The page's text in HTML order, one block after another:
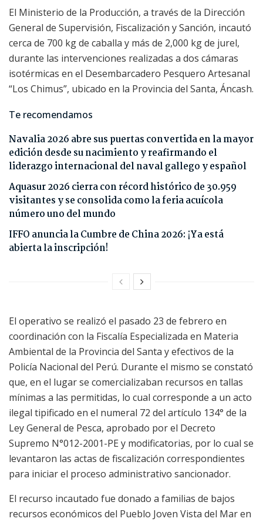
El Ministerio de la Producción, a través de la Dirección
General de Supervisión, Fiscalización y Sanción, incautó
cerca de 700 kg de caballa y más de 2,000 kg de jurel,
durante las intervenciones realizadas a dos cámaras
isotérmicas en el Desembarcadero Pesquero Artesanal
“Los Chimus”, ubicado en la Provincia del Santa, Áncash.
Te recomendamos
Navalia 2026 abre sus puertas convertida en la mayor
edición desde su nacimiento y reafirmando el
liderazgo internacional del naval gallego y español
Aquasur 2026 cierra con récord histórico de 30.959
visitantes y se consolida como la feria acuícola
número uno del mundo
IFFO anuncia la Cumbre de China 2026: ¡Ya está
abierta la inscripción!
El operativo se realizó el pasado 23 de febrero en
coordinación con la Fiscalía Especializada en Materia
Ambiental de la Provincia del Santa y efectivos de la
Policía Nacional del Perú. Durante el mismo se constató
que, en el lugar se comercializaban recursos en tallas
mínimas a las permitidas, lo cual corresponde a un acto
ilegal tipificado en el numeral 72 del artículo 134° de la
Ley General de Pesca, aprobado por el Decreto
Supremo N°012-2001-PE y modificatorias, por lo cual se
levantaron las actas de fiscalización correspondientes
para iniciar el proceso administrativo sancionador.
El recurso incautado fue donado a familias de bajos
recursos económicos del Pueblo Joven Vista del Mar en